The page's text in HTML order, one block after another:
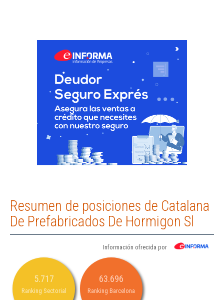
Resumen de posiciones de Catalana
De Prefabricados De Hormigon Sl
Información ofrecida por
5.717
Ranking Sectorial
63.696
Ranking Barcelona